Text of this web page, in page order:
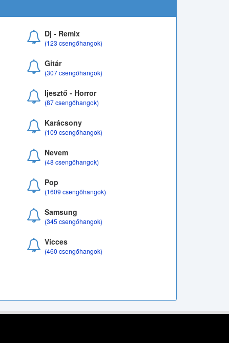
Dj - Remix
(123 csengőhangok)
Gitár
(307 csengőhangok)
Ijesztő - Horror
(87 csengőhangok)
Karácsony
(109 csengőhangok)
Nevem
(48 csengőhangok)
Pop
(1609 csengőhangok)
Samsung
(345 csengőhangok)
Vicces
(460 csengőhangok)